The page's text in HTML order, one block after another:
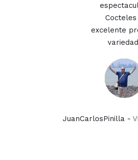
Cocteles
excelente
JuanCarlosPinilla -